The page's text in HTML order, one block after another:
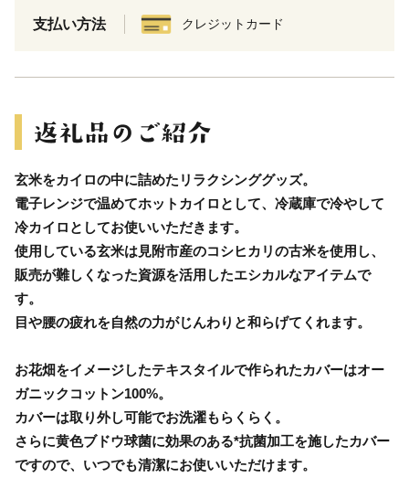
支払い方法 クレジットカード
玄米をカイロの中に詰めたリラクシンググッズ。
電子レンジで温めてホットカイロとして、冷蔵庫で冷やして
冷カイロとしてお使いいただきます。
使用している玄米は見附市産のコシヒカリの古米を使用し、
販売が難しくなった資源を活用したエシカルなアイテムで
す。
目や腰の疲れを自然の力がじんわりと和らげてくれます。
お花畑をイメージしたテキスタイルで作られたカバーはオー
ガニックコットン100%。
カバーは取り外し可能でお洗濯もらくらく。
さらに黄色ブドウ球菌に効果のある*抗菌加工を施したカバー
ですので、いつでも清潔にお使いいただけます。